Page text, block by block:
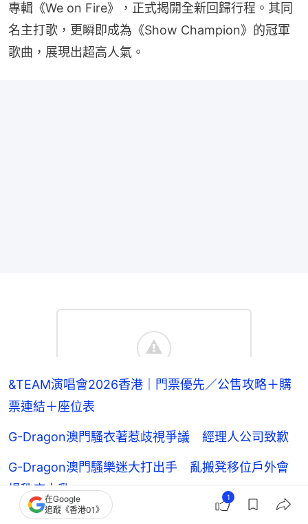
專輯《We on Fire》，正式揭開全新回歸行程。其同
名主打歌，更瞬即成為《Show Champion》的冠軍
歌曲，展現出超高人氣。
&TEAM演唱會2026香港｜門票優先／公售攻略＋購
票連結＋座位表
G-Dragon澳門騷衣著惹歧視爭議 經理人公司致歉
G-Dragon澳門騷樂迷大打出手 亂搬凳移位戶外會
場秩序大亂
「果汁大叔」男星朴東彬驚傳驟逝 突陳屍自家餐
在Google
追蹤《香港01》
1